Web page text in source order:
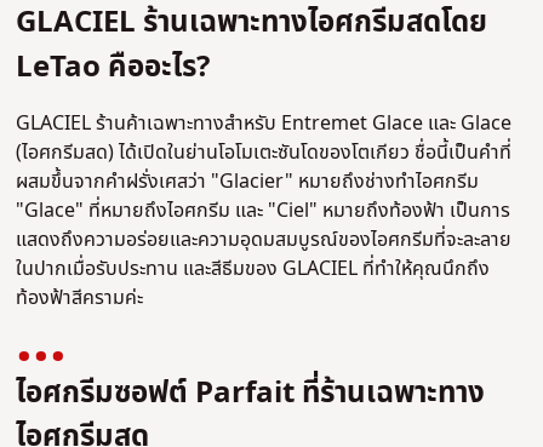
GLACIEL ร้านเฉพาะทางไอศกรีมสดโดย
LeTao คืออะไร?
GLACIEL ร้านค้าเฉพาะทางสำหรับ Entremet Glace และ Glace
(ไอศกรีมสด) ได้เปิดในย่านโอโมเตะซันโดของโตเกียว ชื่อนี้เป็นคำที่
ผสมขึ้นจากคำฝรั่งเศสว่า "Glacier" หมายถึงช่างทำไอศกรีม
"Glace" ที่หมายถึงไอศกรีม และ "Ciel" หมายถึงท้องฟ้า เป็นการ
แสดงถึงความอร่อยและความอุดมสมบูรณ์ของไอศกรีมที่จะละลาย
ในปากเมื่อรับประทาน และสีธีมของ GLACIEL ที่ทำให้คุณนึกถึง
ท้องฟ้าสีครามค่ะ
ไอศกรีมซอฟต์ Parfait ที่ร้านเฉพาะทาง
ไอศกรีมสด